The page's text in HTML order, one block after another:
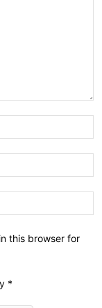
this browser for
*